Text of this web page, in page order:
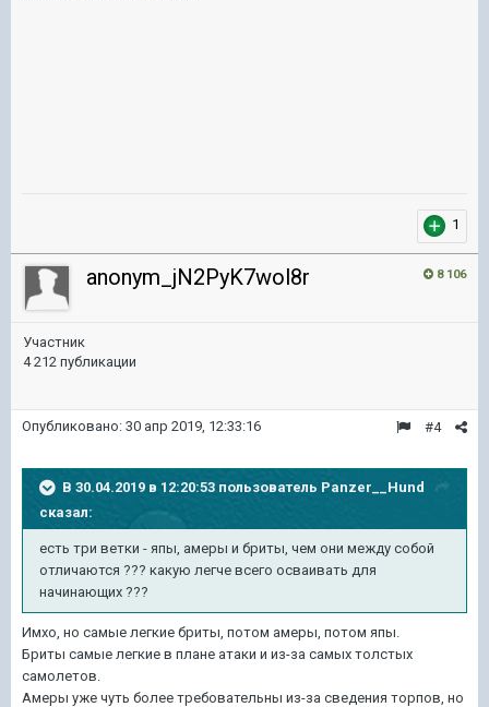
1
8 106
anonym_jN2PyK7wol8r
Участник
4 212 публикации
#4
Опубликовано: 30 апр 2019, 12:33:16
В 30.04.2019 в 12:20:53 пользователь Panzer__Hund
сказал:
есть три ветки - япы, амеры и бриты, чем они между собой
отличаются ??? какую легче всего осваивать для
начинающих ???
Имхо, но самые легкие бриты, потом амеры, потом япы.
Бриты самые легкие в плане атаки и из-за самых толстых
самолетов.
Амеры уже чуть более требовательны из-за сведения торпов, но